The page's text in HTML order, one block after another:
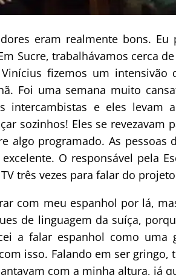
eram realmente bons.
Sucre, trabalhávamos cerca
fizemos um
Foi uma semana muito
intercambistas e eles levam
sozinhos! Eles se revezavam
algo programado. As pessoas
O responsável pela
três vezes para falar do
com meu espanhol por lá,
de linguagem da suíça,
a falar espanhol como
isso. Falando em ser
com a minha altura, já